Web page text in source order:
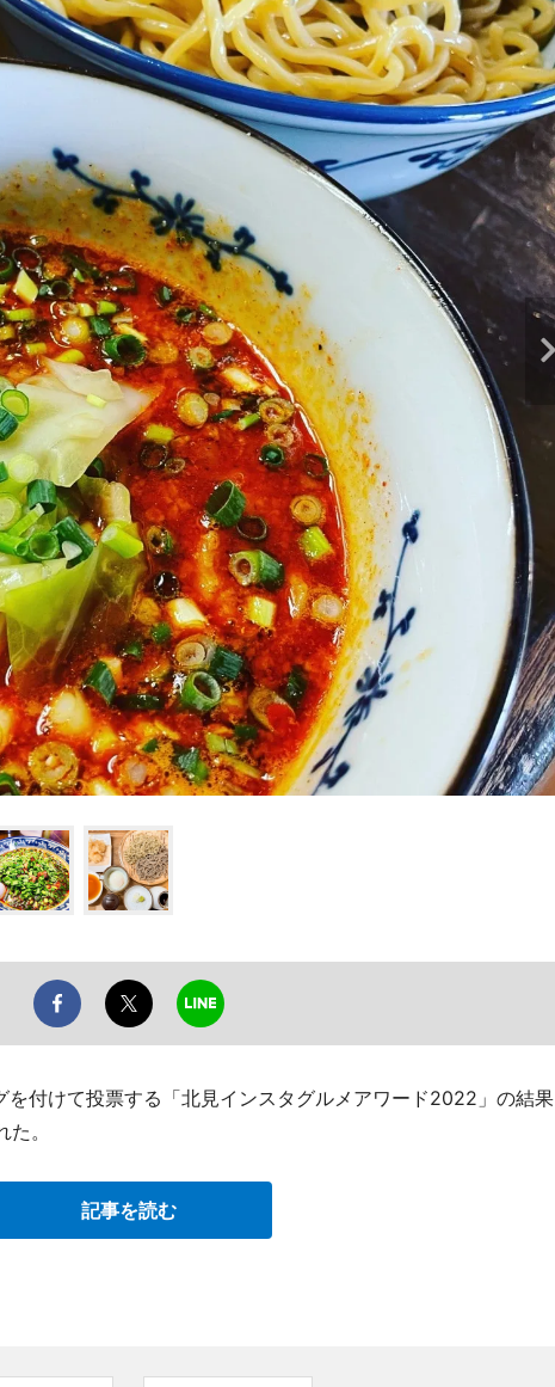
を付けて投票する「北見インスタグルメアワード2022」の結果
。
記事を読む